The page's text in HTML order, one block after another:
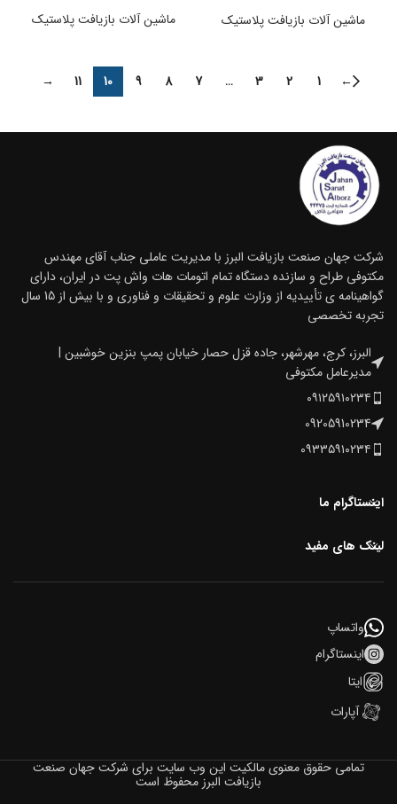
ماشین آلات بازیافت پلاستیک
ماشین آلات بازیافت پلاستیک
←
1
2
3
…
7
8
9
10
11
→
شرکت جهان صنعت بازیافت البرز با مدیریت عاملی جناب آقای مهندس
مکتوفی طراح و سازنده دستگاه تمام اتومات هات واش پت در ایران، دارای
گواهینامه ی تأییدیه از وزارت علوم و تحقیقات و فناوری و با بیش از 15 سال
تجربه تخصصی
البرز، کرج، مهرشهر، جاده قزل حصار خیابان پمپ بنزین خوشبین |
مدیرعامل مکتوفی
۰۹۱۲۵۹۱۰۲۳۴
09205910234
۰۹۳۳۵۹۱۰۲۳۴
اینستاگرام ما
لینک های مفید
واتساپ
اینستاگرام
ایتا
آپارات
تمامی حقوق معنوی مالکیت این وب‌ سایت برای شرکت جهان صنعت
بازیافت البرز محفوظ است